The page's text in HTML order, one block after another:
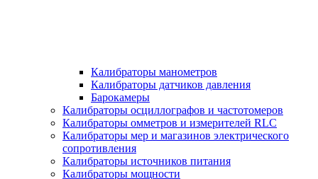
Калибраторы манометров
Калибраторы датчиков давления
Барокамеры
Калибраторы осциллографов и частотомеров
Калибраторы омметров и измерителей RLC
Калибраторы мер и магазинов электрического
сопротивления
Калибраторы источников питания
Калибраторы мощности